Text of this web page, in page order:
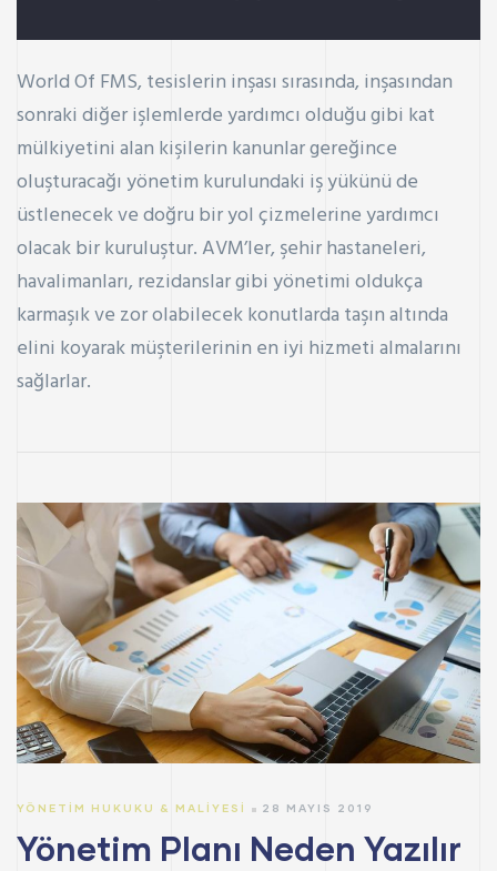
World Of FMS, tesislerin inşası sırasında, inşasından
sonraki diğer işlemlerde yardımcı olduğu gibi kat
mülkiyetini alan kişilerin kanunlar gereğince
oluşturacağı yönetim kurulundaki iş yükünü de
üstlenecek ve doğru bir yol çizmelerine yardımcı
olacak bir kuruluştur. AVM’ler, şehir hastaneleri,
havalimanları, rezidanslar gibi yönetimi oldukça
karmaşık ve zor olabilecek konutlarda taşın altında
elini koyarak müşterilerinin en iyi hizmeti almalarını
sağlarlar.
YÖNETIM HUKUKU & MALIYESI 28 MAYIS 2019
Yönetim Planı Neden Yazılır